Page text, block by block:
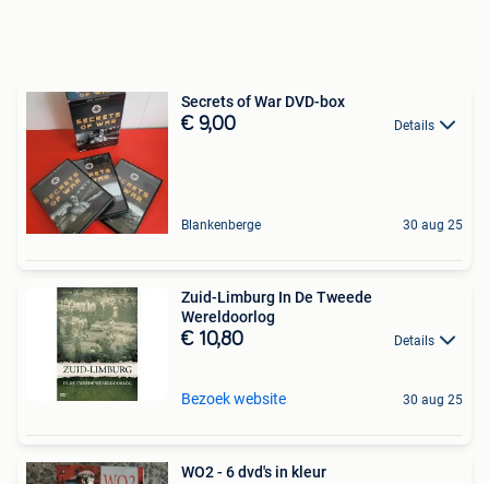
Secrets of War DVD-box
€ 9,00 Details
Blankenberge 30 aug 25
Zuid-Limburg In De Tweede
Wereldoorlog
€ 10,80 Details
Bezoek website 30 aug 25
WO2 - 6 dvd's in kleur